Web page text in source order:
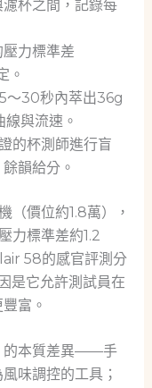
杯之間，記錄每
壓力標準差
。
～30秒內萃出36g
與流速。
的杯測師進行盲
韻給分。
（價位約1.8萬），
力標準差約1.2
58的感官評測分
是它允許測試員在
富。
的本質差異——手
味調控的工具；